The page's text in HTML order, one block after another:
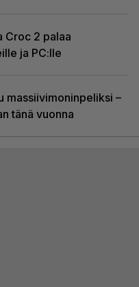
Croc 2 palaa
ja PC:lle
massiivimoninpeliksi –
tänä vuonna